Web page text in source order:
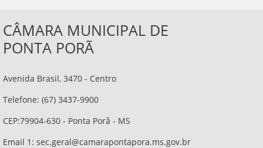
CÂMARA MUNICIPAL DE
PONTA PORÃ
Avenida Brasil, 3470 - Centro
Telefone: (67) 3437-9900
CEP:79904-630 - Ponta Porã - MS
Email 1: sec.geral@camarapontapora.ms.gov.br